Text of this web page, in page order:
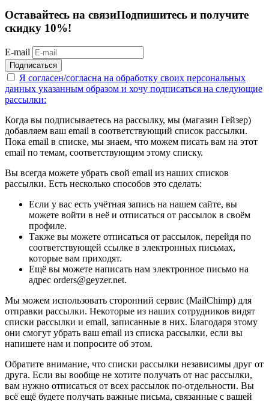
Оставайтесь на связиПодпишитесь и получите
скидку 10%!
E-mail
Подписаться
Я согласен/согласна на обработку своих персональных
данных указанным образом и хочу подписаться на следующие
рассылки:
Когда вы подписываетесь на рассылку, мы (магазин Гейзер)
добавляем ваш email в соответствующий список рассылки.
Пока email в списке, мы знаем, что можем писать вам на этот
email по темам, соответствующим этому списку.
Вы всегда можете убрать свой email из наших списков
рассылки. Есть несколько способов это сделать:
Если у вас есть учётная запись на нашем сайте, вы
можете войти в неё и отписаться от рассылок в своём
профиле.
Также вы можете отписаться от рассылок, перейдя по
соответствующей ссылке в электронных письмах,
которые вам приходят.
Ещё вы можете написать нам электронное письмо на
адрес orders@geyzer.net.
Мы можем использовать сторонний сервис (MailChimp) для
отправки рассылки. Некоторые из наших сотрудников видят
списки рассылки и email, записанные в них. Благодаря этому
они смогут убрать ваш email из списка рассылки, если вы
напишете нам и попросите об этом.
Обратите внимание, что списки рассылки независимы друг от
друга. Если вы вообще не хотите получать от нас рассылки,
вам нужно отписаться от всех рассылок по-отдельности. Вы
всё ещё будете получать важные письма, связанные с вашей